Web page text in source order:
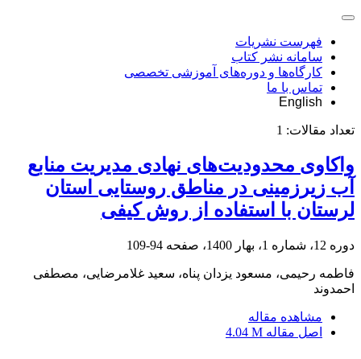
فهرست نشریات
سامانه نشر کتاب
کارگاه‌ها و دوره‌های آموزشی تخصصی
تماس با ما
English
تعداد مقالات: 1
واکاوی محدودیت‌های نهادی مدیریت منابع
آب زیرزمینی در مناطق روستایی استان
لرستان با استفاده از روش کیفی
دوره 12، شماره 1، بهار 1400، صفحه 94-109
فاطمه رحیمی، مسعود یزدان پناه، سعید غلامرضایی، مصطفی
احمدوند
مشاهده مقاله
اصل مقاله 4.04 M